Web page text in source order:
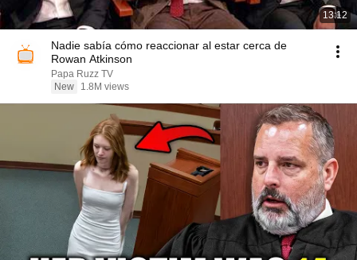
13:12
Nadie sabía cómo reaccionar al estar cerca de
Rowan Atkinson
Papa Ruzz TV
New
1.8M views